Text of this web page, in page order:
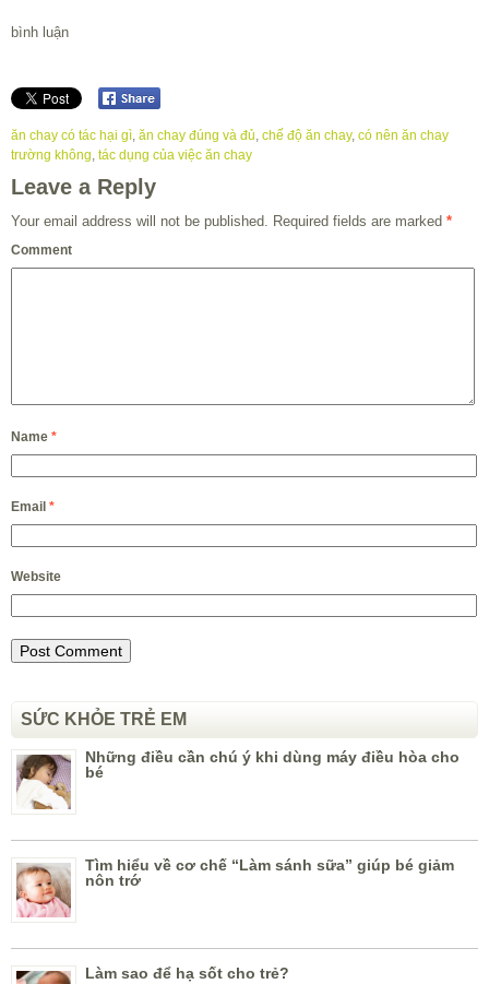
bình luận
ăn chay có tác hại gì, ăn chay đúng và đủ, chế độ ăn chay, có nên ăn chay
trường không, tác dụng của việc ăn chay
Leave a Reply
Your email address will not be published. Required fields are marked *
Comment
Name *
Email *
Website
SỨC KHỎE TRẺ EM
Những điều cần chú ý khi dùng máy điều hòa cho
bé
Tìm hiểu về cơ chế “Làm sánh sữa” giúp bé giảm
nôn trớ
Làm sao để hạ sốt cho trẻ?